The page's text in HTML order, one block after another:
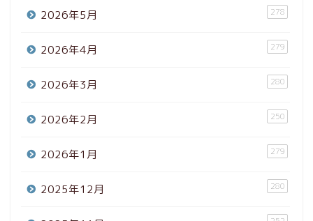
2026年5月 278
2026年4月 279
2026年3月 280
2026年2月 250
2026年1月 279
2025年12月 280